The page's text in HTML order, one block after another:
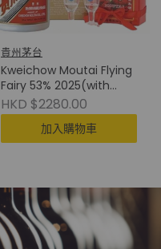
貴州茅台
Kweichow Moutai Flying
Fairy 53% 2025(with
Cup) 貴州茅台(附酒杯)
HKD $2280.00
加入購物車